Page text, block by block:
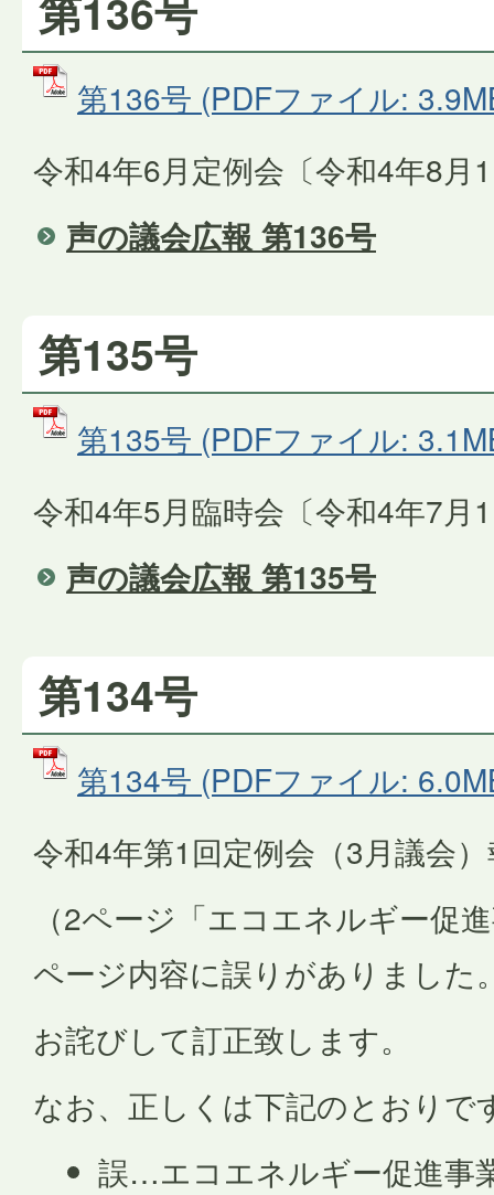
第136号 (PDFファイル:
令和4年6月定例会〔令和4年8月
声の議会広報 第136号
第135号
第135号 (PDFファイル:
令和4年5月臨時会〔令和4年7月
声の議会広報 第135号
第134号
第134号 (PDFファイル:
令和4年第1回定例会（3月議会
（2ページ「エコエネルギー促
ページ内容に誤りがありました
お詫びして訂正致します。
なお、正しくは下記のとおりで
誤…エコエネルギー促進事